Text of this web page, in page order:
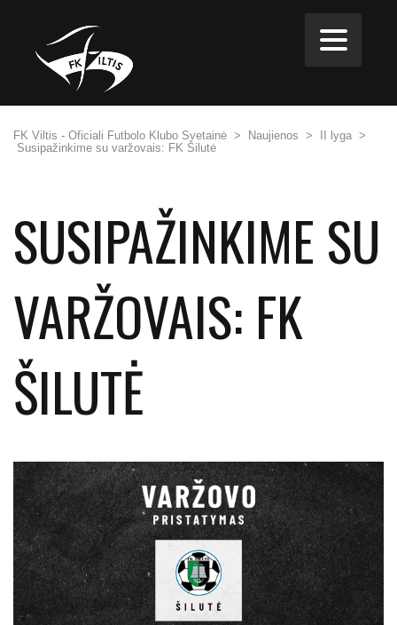
FK Viltis - Oficiali Futbolo Klubo Svetainė > Naujienos > II lyga >
Susipažinkime su varžovais: FK Šilutė
SUSIPAŽINKIME SU
VARŽOVAIS: FK
ŠILUTĖ